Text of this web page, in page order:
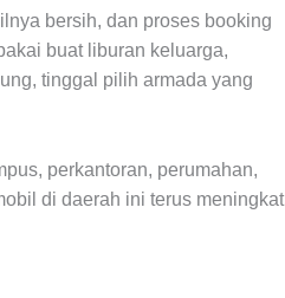
bersih, dan proses booking
buat liburan keluarga,
tinggal pilih armada yang
perkantoran, perumahan,
di daerah ini terus meningkat